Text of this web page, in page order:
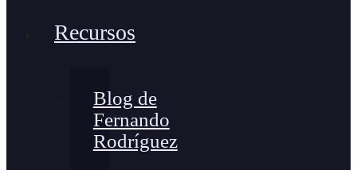
Recursos
Blog de
Fernando
Rodríguez